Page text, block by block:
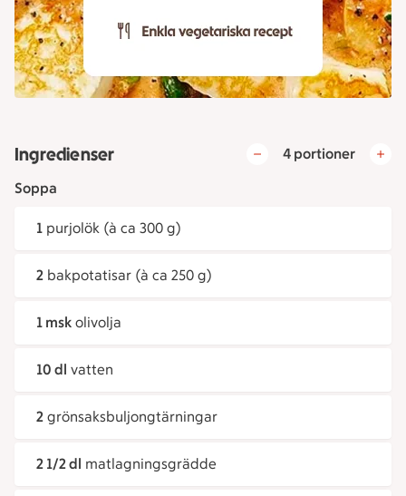
Ingredienser
4 portioner
Soppa
1 purjolök (à ca 300 g)
2 bakpotatisar (à ca 250 g)
1 msk olivolja
10 dl vatten
2 grönsaksbuljongtärningar
2 1/2 dl matlagningsgrädde